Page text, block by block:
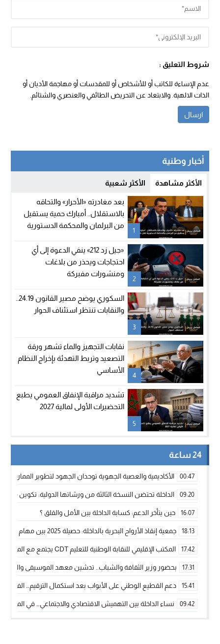
شروط التعليق :
عدم الإساءة للكاتب أو للأشخاص أو للمقدسات أو مهاجمة الأديان أو
الذات الالهية. والابتعاد عن التحريض الطائفي والعنصري والشتائم.
أخبار وطنية
الأكثر مشاهدة الأكثر شعبية
1
بعد مغادرته «الأحرار» والتحاقه
بالاستقلال.. أمبارك حمية يستقيل
من البرلمان والمحكمة الدستورية
2
«جيل زد 212» ينفي الدعوة إلى أي
احتجاجات ويحذر من بلاغات
ومنشورات مفبركة
3
والنقابات تنتظر استئناف الحوار
4
نقابات التجهيز والماء تشهر ورقة
التصعيد وتربط التهدئة بإخراج النظام
الأساسي
5
تشديد مراقبة الإنفاق العمومي يطبع
التحضيرات الأولى لمالية 2027
24 ساعة
00:47 الأكاديمية والعصبة الجهوية توحدان الجهود لتطوير الممارسة
09:20 الداخلة تحتضن النسخة الثالثة من ورشاتها الدولية: تكوين
16:07 حين يتأخر الدعم: كسابة الداخلة بين الأمل والقلق ؟
18:13 جمعية إنقاذ الأرواح البحرية بالداخلة: حصيلة 2025 بين مهام الإنقاذ ومشروع “دار البحار”
17:42 المكتب الإقليمي للنقابة الوطنية للتعليم CDT يجتمع مع المدير الإقليمي لمناقشة ملفات جوهرية لنساء ورجال التعليم
17:31 بحضور وزير الثقافة والشباب.. تدشين معهد الموسيقى والفنون
15:41 دعم القطيع الوطني على الأبواب بعد استكمال الترقيم…
09:42 نساء الداخلة بين التهميش الاقتصادي والاجتماعي… في المؤسسات